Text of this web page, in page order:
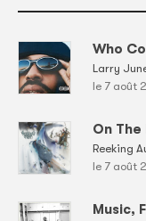
Who
Larry
le 7 août
On
Reeking
le 7 août
Music,